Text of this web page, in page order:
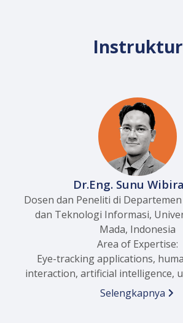
Instruktur
Dr.Eng. Sunu
Dosen dan Peneliti di
dan Teknologi Informasi,
Mada, Indonesia
Area of Expertise:
Eye-tracking applications,
interaction, artificial intelligence,
Selengkapnya